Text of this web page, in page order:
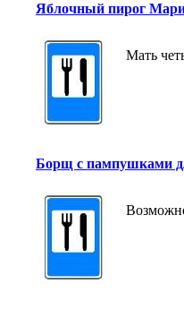
Яблочный пирог
Мать
Борщ с пампушками